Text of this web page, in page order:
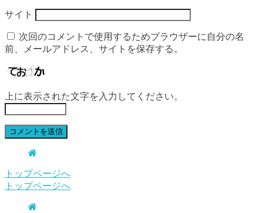
サイト
次回のコメントで使用するためブラウザーに自分の名
前、メールアドレス、サイトを保存する。
上に表示された文字を入力してください。
トップページへ
トップページへ